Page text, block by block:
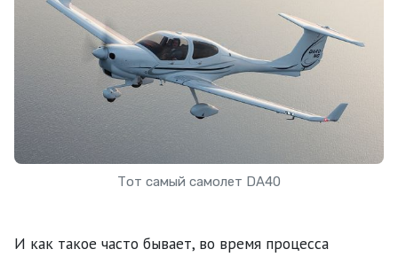
Тот самый самолет DA40
И как такое часто бывает, во время процесса